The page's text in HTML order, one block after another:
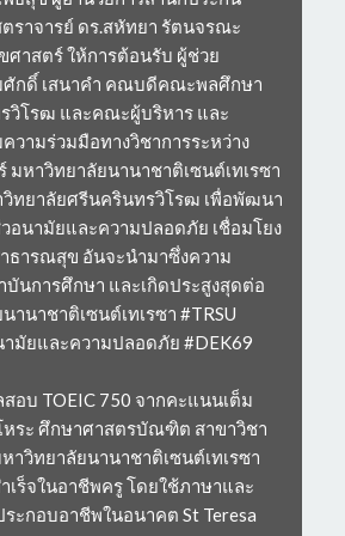
ราจารย์ ดร.สหัทยา รัตนจรณะ
าสตร์ ให้การต้อนรับ ผู้ช่วย
ศักดิ์ เสนาคำ คณบดีคณะพลศึกษา
วิโรฒ และคณะผู้บริหาร และ
วามร่วมมือทางวิชาการระหว่าง
หาวิทยาลัยนานาชาติเซนต์เทเรซา
ทยาลัยศรีนครินทรวิโรฒ เพื่อพัฒนา
อนามัยและความปลอดภัย เชื่อมโยง
ธารณสุข อันจะนำมาซึ่งความ
นการศึกษา และเกิดประสูงสุดต่อ
นาชาติเซนต์เทเรซา #TRSU
มัยและความปลอดภัย #DEK69
สอบ TOEIC 750 จากคะแนนเต็ม
หระ ศึกษาศาสตรบัณฑิต สาขาวิชา
าวิทยาลัยนานาชาติเซนต์เทเรซา
ร็จในอาชีพครู โดยใช้ภาษาและ
ะกอบอาชีพในอนาคต St Teresa